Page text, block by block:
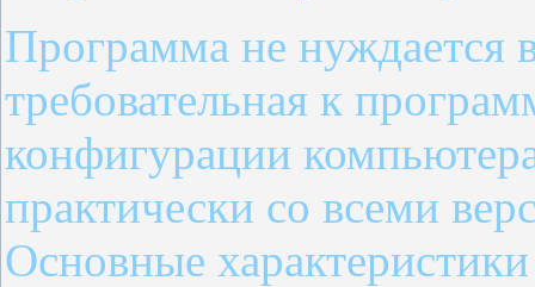
Программа не нуждается
требовательная к
конфигурации
практически со всеми
Основные